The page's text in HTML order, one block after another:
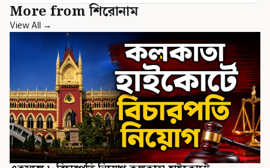
More from শিরোনাম
View All →